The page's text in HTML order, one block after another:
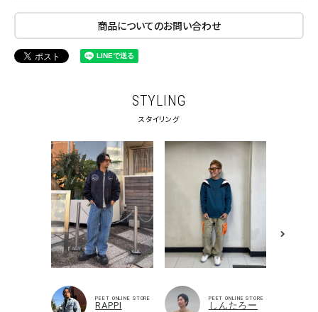
商品についてのお問い合わせ
STYLING
スタイリング
PEET ONLINE STORE
RAPPI
PEET ONLINE STORE
しんたろー